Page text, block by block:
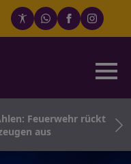
Feuerwehr rückt
aus